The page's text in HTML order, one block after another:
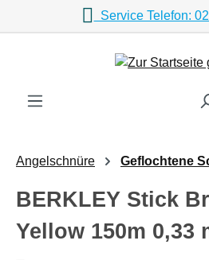
Zum Hauptinhalt springen
Service Telefon:
Angelschnüre Geflochtene
BERKLEY Stick
Yellow 150m 0,33